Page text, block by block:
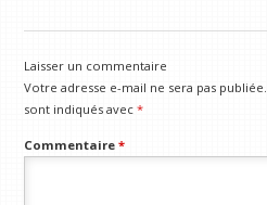
Laisser un commentaire
Votre adresse e-mail ne sera pas publiée.
sont indiqués avec*
Commentaire*